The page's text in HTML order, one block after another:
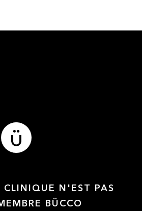
CLINIQUE N'EST PAS
BÜCCO